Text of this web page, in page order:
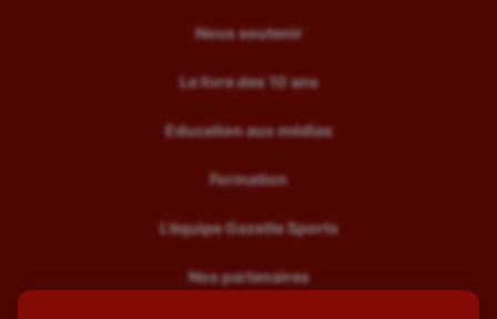
Nous soutenir
Le livre des 10 ans
Education aux médias
Formation
L’équipe Gazette Sports
Nos partenaires